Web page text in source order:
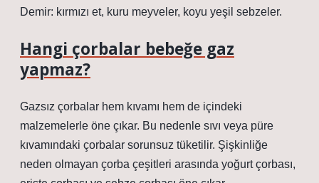
Demir: kırmızı et, kuru meyveler, koyu yeşil sebzeler.
Hangi çorbalar bebeğe gaz
yapmaz?
Gazsız çorbalar hem kıvamı hem de içindeki
malzemelerle öne çıkar. Bu nedenle sıvı veya püre
kıvamındaki çorbalar sorunsuz tüketilir. Şişkinliğe
neden olmayan çorba çeşitleri arasında yoğurt çorbası,